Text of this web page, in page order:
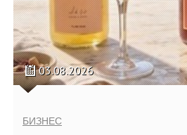
03.08.2026
БИЗНЕС